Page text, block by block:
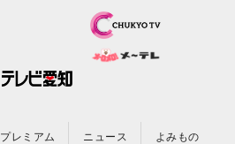
プレミアム ニュース よみもの